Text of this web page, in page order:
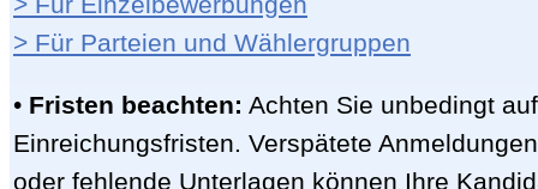
> Für Parteien und Wählergruppen
• Fristen beachten: Achten Sie unbedingt
Einreichungsfristen. Verspätete Anmeldungen
oder fehlende Unterlagen können Ihre